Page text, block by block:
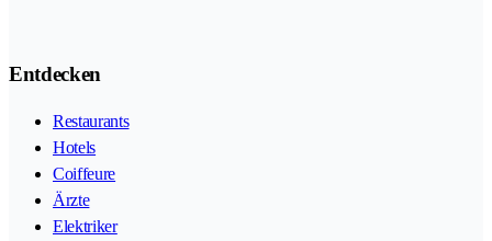
Entdecken
Restaurants
Hotels
Coiffeure
Ärzte
Elektriker